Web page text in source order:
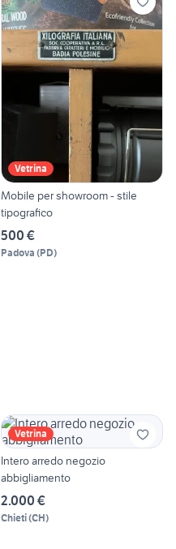
Vetrina
Mobile per showroom - stile
tipografico
500 €
Padova (PD)
Vetrina
Intero arredo negozio
abbigliamento
2.000 €
Chieti(CH)